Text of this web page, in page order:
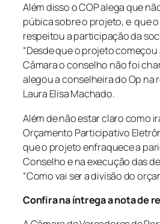
Além disso o COP alega que
púbica sobre o projeto, e que
respeitou a participação da
“Desde que o projeto
Câmara o conselho não foi
alegou a conselheira do Op na
Laura Elisa Machado.
Além de não estar claro como
Orçamento Participativo
que o projeto enfraquece a
Conselho e na execução das
“Como vai ser a divisão do
Confira na íntrega a nota de